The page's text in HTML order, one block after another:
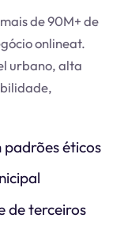
de 90M+ de
onlineat.
urbano, alta
padrões éticos
de terceiros